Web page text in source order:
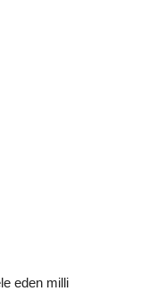
eden milli